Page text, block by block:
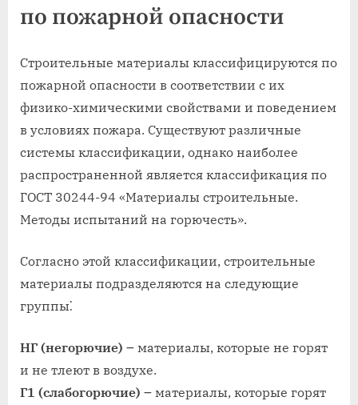
по пожарной опасности
Строительные материалы классифицируются по
пожарной опасности в соответствии с их
физико-химическими свойствами и поведением
в условиях пожара. Существуют различные
системы классификации, однако наиболее
распространенной является классификация по
ГОСТ 30244-94 «Материалы строительные.
Методы испытаний на горючесть».
Согласно этой классификации, строительные
материалы подразделяются на следующие
группы⁚
НГ (негорючие) ౼ материалы, которые не горят
и не тлеют в воздухе.
Г1 (слабогорючие) ౼ материалы, которые горят